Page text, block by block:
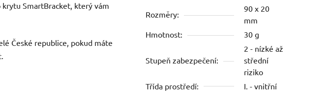
SmartBracket, který vám
České republice, pokud máte
.
Rozměry:
90 x 20
mm
Hmotnost:
30 g
Stupeň zabezpečení:
2 - nízké až
střední
riziko
Třída prostředí:
I. - vnitřní